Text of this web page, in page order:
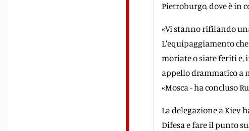
Pietroburgo, dove è in
«Vi stanno rifilando
L'equipaggiamento
moriate o siate feriti e,
appello drammatico a
«Mosca - ha concluso
La delegazione a Kiev
Difesa e fare il punto